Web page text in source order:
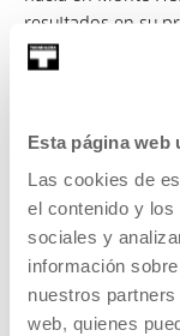
Esta página web
Las cookies de
el contenido y
sociales y
información
nuestros
web, quienes
resultados en su
experiencia
“factoría
bélico) que
modestia.
pantalla con la
singulares y
,
USA en algún